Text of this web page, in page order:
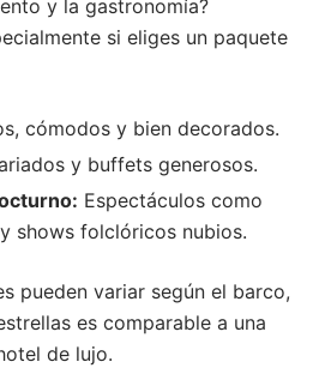
y la gastronomía?
si eliges un paquete
cómodos y bien decorados.
y buffets generosos.
Espectáculos como
shows folclóricos nubios.
pueden variar según el barco,
es comparable a una
de lujo.